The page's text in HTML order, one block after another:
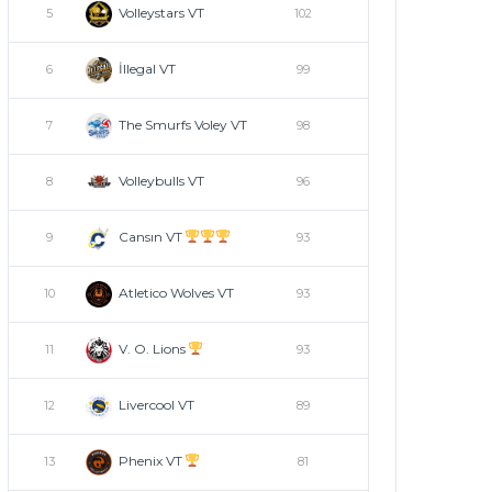
5 Volleystars VT 102
6 İllegal VT 99
7 The Smurfs Voley VT 98
8 Volleybulls VT 96
9 Cansın VT 93
10 Atletico Wolves VT 93
11 V. O. Lions 93
12 Livercool VT 89
13 Phenix VT 81